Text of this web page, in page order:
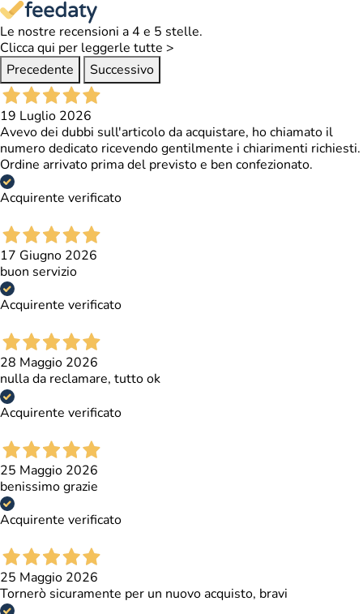
Le nostre recensioni a 4 e 5 stelle.
Clicca qui per leggerle tutte >
Precedente
Successivo
19 Luglio 2026
Avevo dei dubbi sull'articolo da acquistare, ho chiamato il
numero dedicato ricevendo gentilmente i chiarimenti richiesti.
Ordine arrivato prima del previsto e ben confezionato.
Acquirente verificato
17 Giugno 2026
buon servizio
Acquirente verificato
28 Maggio 2026
nulla da reclamare, tutto ok
Acquirente verificato
25 Maggio 2026
benissimo grazie
Acquirente verificato
25 Maggio 2026
Tornerò sicuramente per un nuovo acquisto, bravi